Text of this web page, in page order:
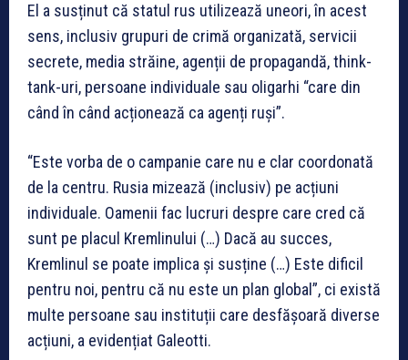
El a susținut că statul rus utilizează uneori, în acest
sens, inclusiv grupuri de crimă organizată, servicii
secrete, media străine, agenții de propagandă, think-
tank-uri, persoane individuale sau oligarhi “care din
când în când acționează ca agenți ruși”.
“Este vorba de o campanie care nu e clar coordonată
de la centru. Rusia mizează (inclusiv) pe acțiuni
individuale. Oamenii fac lucruri despre care cred că
sunt pe placul Kremlinului (…) Dacă au succes,
Kremlinul se poate implica și susține (…) Este dificil
pentru noi, pentru că nu este un plan global”, ci există
multe persoane sau instituții care desfășoară diverse
acțiuni, a evidențiat Galeotti.